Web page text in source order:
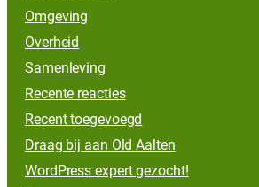
Omgeving
Overheid
Samenleving
Recente reacties
Recent toegevoegd
Draag bij aan Old Aalten
WordPress expert gezocht!